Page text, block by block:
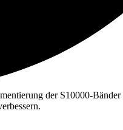
der S10000-